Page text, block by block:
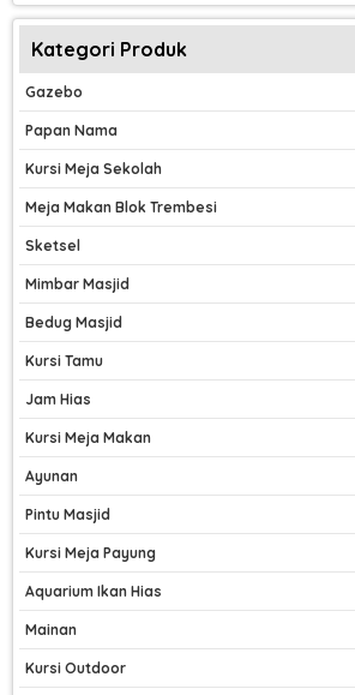
Kategori Produk
Gazebo
Papan Nama
Kursi Meja Sekolah
Meja Makan Blok Trembesi
Sketsel
Mimbar Masjid
Bedug Masjid
Kursi Tamu
Jam Hias
Kursi Meja Makan
Ayunan
Pintu Masjid
Kursi Meja Payung
Aquarium Ikan Hias
Mainan
Kursi Outdoor